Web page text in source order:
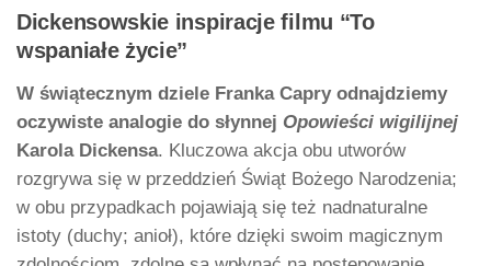
Dickensowskie inspiracje filmu “To
wspaniałe życie”
W świątecznym dziele Franka Capry odnajdziemy
oczywiste analogie do słynnej Opowieści wigilijnej
Karola Dickensa. Kluczowa akcja obu utworów
rozgrywa się w przeddzień Świąt Bożego Narodzenia;
w obu przypadkach pojawiają się też nadnaturalne
istoty (duchy; anioł), które dzięki swoim magicznym